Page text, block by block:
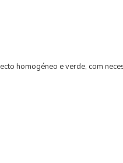
homogéneo e verde, com